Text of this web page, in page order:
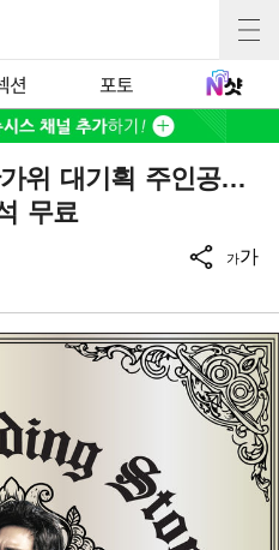
션 포토
위 대기획 주인공…
무료
가가